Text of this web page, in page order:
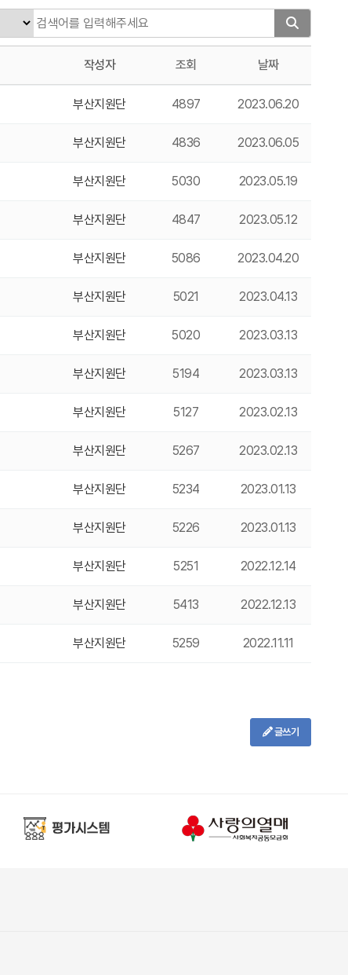
작성자 조회 날짜
부산지원단 4897 2023.06.20
부산지원단 4836 2023.06.05
부산지원단 5030 2023.05.19
부산지원단 4847 2023.05.12
부산지원단 5086 2023.04.20
부산지원단 5021 2023.04.13
부산지원단 5020 2023.03.13
부산지원단 5194 2023.03.13
부산지원단 5127 2023.02.13
부산지원단 5267 2023.02.13
부산지원단 5234 2023.01.13
부산지원단 5226 2023.01.13
부산지원단 5251 2022.12.14
부산지원단 5413 2022.12.13
부산지원단 5259 2022.11.11
글쓰기